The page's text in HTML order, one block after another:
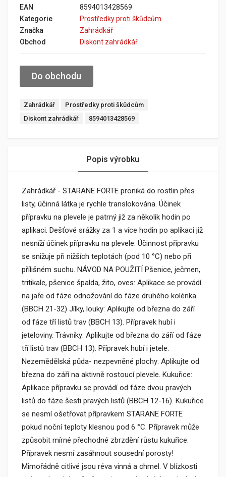
EAN
8594013428569
Kategorie
Prostředky proti škůdcům
Značka
Zahrádkář
Obchod
Diskont zahrádkář
Do obchodu
Zahrádkář
Prostředky proti škůdcům
Diskont zahrádkář
8594013428569
Popis výrobku
Zahrádkář - STARANE FORTE proniká do rostlin přes
listy, účinná látka je rychle translokována. Účinek
přípravku na plevele je patrný již za několik hodin po
aplikaci. Dešťové srážky za 1 a více hodin po aplikaci již
nesníží účinek přípravku na plevele. Účinnost přípravku
se snižuje při nižších teplotách (pod 10 °C) nebo při
přílišném suchu. NÁVOD NA POUŽITÍ Pšenice, ječmen,
tritikale, pšenice špalda, žito, oves: Aplikace se provádí
na jaře od fáze odnožování do fáze druhého kolénka
(BBCH 21-32) Jílky, louky: Aplikujte od března do září
od fáze tří listů trav (BBCH 13). Přípravek hubí i
jeteloviny. Trávníky: Aplikujte od března do září od fáze
tří listů trav (BBCH 13). Přípravek hubí i jetele.
Nezemědělská půda- nezpevněné plochy: Aplikujte od
března do září na aktivně rostoucí plevele. Kukuřice:
Aplikace přípravku se provádí od fáze dvou pravých
listů do fáze šesti pravých listů (BBCH 12-16). Kukuřice
se nesmí ošetřovat přípravkem STARANE FORTE
pokud noční teploty klesnou pod 6 °C. Přípravek může
způsobit mírné přechodné zbrzdění růstu kukuřice.
Přípravek nesmí zasáhnout sousední porosty!
Mimořádně citlivé jsou réva vinná a chmel. V blízkosti